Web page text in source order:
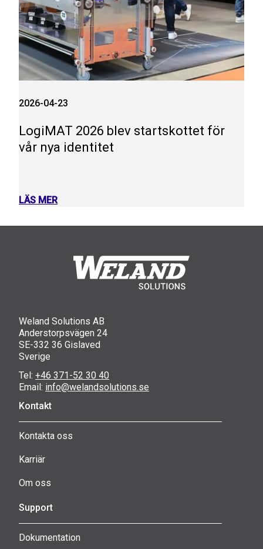
2026-04-23
LogiMAT 2026 blev startskottet för
vår nya identitet
LÄS MER
Weland Solutions AB
Anderstorpsvägen 24
SE-332 36 Gislaved
Sverige
Tel: +46 371-52 30 40
Email: info@welandsolutions.se
Kontakt
Kontakta oss
Karriär
Om oss
Support
Dokumentation